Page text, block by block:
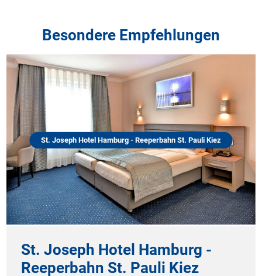
Besondere Empfehlungen
St. Joseph Hotel Hamburg - Reeperbahn St. Pauli Kiez
St. Joseph Hotel Hamburg -
Reeperbahn St. Pauli Kiez